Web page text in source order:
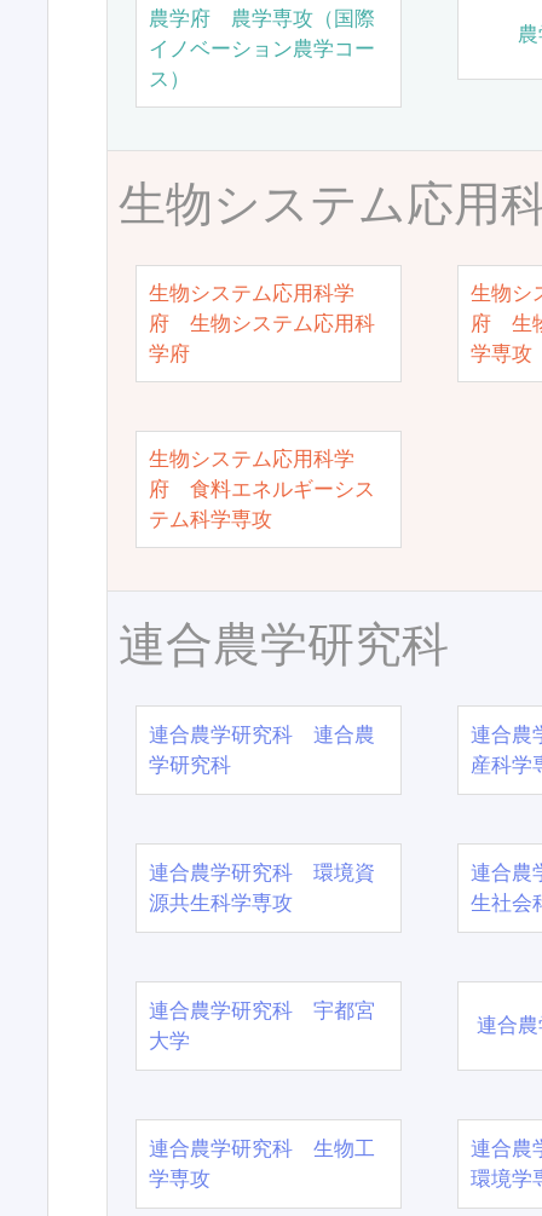
農学府 農学専攻（国際
イノベーション農学コー
ス）
生物システム応用
生物システム応用科学
府 生物システム応用科
学府
生物シ
府 生
学専攻
生物システム応用科学
府 食料エネルギーシス
テム科学専攻
連合農学研究科
連合農学研究科 連合農
学研究科
連合農
産科学
連合農学研究科 環境資
源共生科学専攻
連合農
生社会
連合農学研究科 宇都宮
大学
連合
連合農学研究科 生物工
学専攻
連合農
環境学